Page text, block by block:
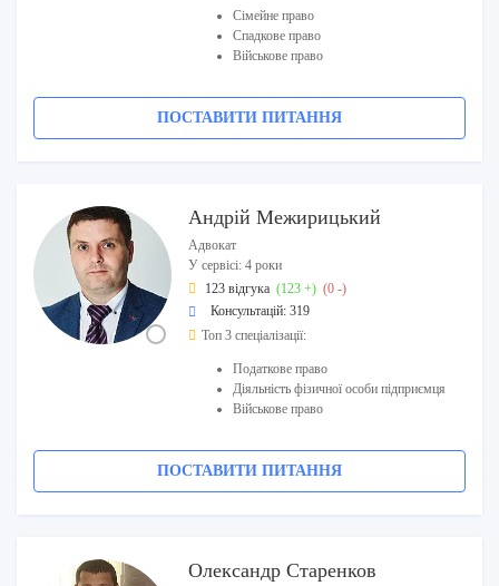
Сімейне право
Спадкове право
Військове право
ПОСТАВИТИ ПИТАННЯ
Андрій Межирицький
Адвокат
У сервісі: 4 роки
123 відгука (123 +) (0 -)
Консультацій: 319
Топ 3 спеціалізації:
Податкове право
Діяльність фізичної особи підприємця
Військове право
ПОСТАВИТИ ПИТАННЯ
Олександр Старенков